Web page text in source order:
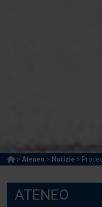
> Ateneo > Notizie >
ATENEO